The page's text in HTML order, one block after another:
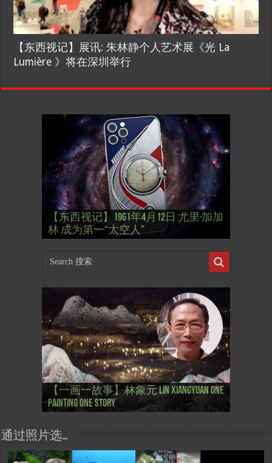
【东西视记】展讯: 朱林静个人艺术展《光 La
Lumière 》将在深圳举行
【国际参考】俄罗斯：2022 红场阅兵
式 Russian Victory Day
【国际参考】”戏剧性“服装设计师
Thierry Mugler 蒂埃里.穆勒 去世, 享年 73
岁
【国际参考】海湖庄园: Xi & Trump 内幕
Mar-a-Lago leak
【东西视记】1937年的毕加索, 海明威,
肯尼迪 1937 – La fin de l’innocence (2/2)
【东西视记】1937年的毕加索, 海明威,
肯尼迪 1937 – La fin de l’innocence (1/2)
【东西视记】1961年4月12日 尤里·加加
林 成为第一“太空人”
【东西视记】圆满闭幕: 梦幻之旅
Voyage onirique
【东西视记】开幕：唐恽鉎 Michel
Tong, 梦幻之旅 Voyage onirique
【东西视记】展讯：唐恽鉎 Michel
Tong, 梦幻之旅 Voyage onirique
【跨年晚会】祝各位 佳年快乐 Bonne
année 2023, Le feu d’artifice de Paris
【一画一故事】唐恽鉎 Michel Tong One
Painting One Story
【一画一故事】林象元 Lin XiangYuan One
Painting One Story
【国际参考】芭蕾舞: 天鹅湖 乌克兰
大剧院版 Le lac des cygnes – Opéra national
d’Ukraine
【国际参考】巴黎政府举行“新年晚
会” Soirée musicale à la mairie du 13e le 8
Février
【国际参考】巴黎“艺术之都”展将于2
月12日揭幕 Art Capital s’ouvre le 12 Février
【东西视记】法国电影: “中国人占领
巴黎”，一种法国幽默与“预言” Les
chinois à Paris de J.Yanne
【东西视记】时装秀：巴黎时装界
的“顽童”与“不屈者” John Galliano le
surdoué de la mode
【东西视记】法国“复兴会”式【艺术
桥展】 Expo. que “RENAISSANCE” aurait pu
organiser
通过照片选…